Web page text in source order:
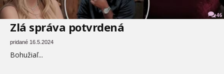
46
Zlá správa potvrdená
pridané 16.5.2024
Bohužiaľ...